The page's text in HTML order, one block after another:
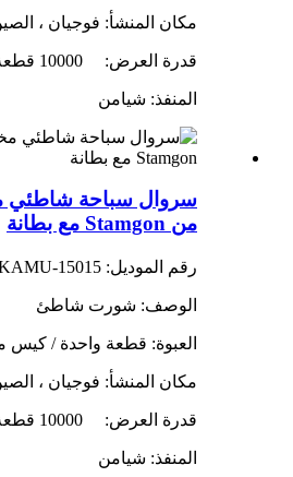
مكان المنشأ: فوجيان ،
قدرة العرض: 10000 قطعة / قطعة شهريا
المنفذ: شيامن
سروال سباحة شاطئي
من Stamgon مع بطانة
رقم الموديل: KAMU-15015
الوصف: شورت شاطئ
العبوة: قطعة واحدة / كيس
مكان المنشأ: فوجيان ،
قدرة العرض: 10000 قطعة / قطعة شهريا
المنفذ: شيامن